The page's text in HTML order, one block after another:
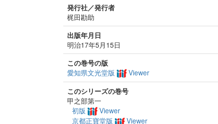
発行社／発行者
梶田勘助
出版年月日
明治17年5月15日
この巻号の版
愛知県文光堂版
Viewer
このシリーズの巻号
甲之部第一
初版
Viewer
京都正寶堂版
Viewer